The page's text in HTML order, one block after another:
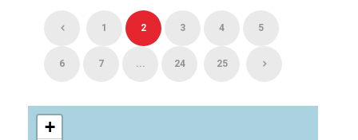
1 2 3 4 5
6 7 ... 24 25
+